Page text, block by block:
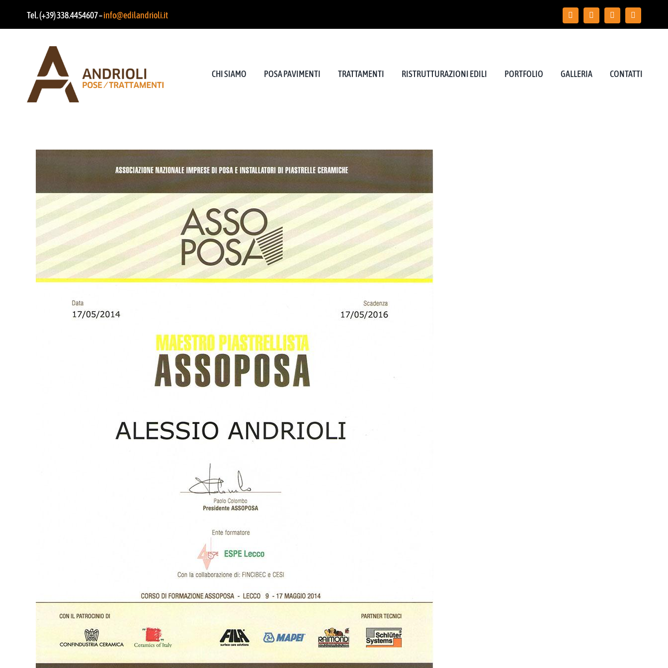
Tel. (+39) 338.4454607 –info@edilandrioli.it
CHI SIAMO POSA PAVIMENTI TRATTAMENTI RISTRUTTURAZIONI EDILI PORTFOLIO GALLERIA CONTATTI